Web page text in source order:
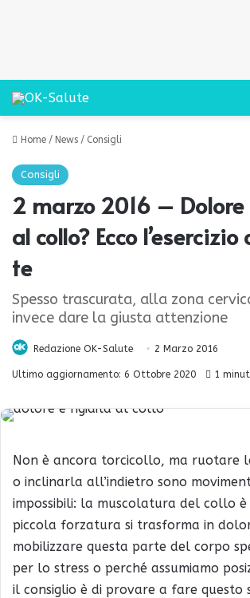
Home / News / Consigli
Consigli
2 marzo 2016 –
al collo? Ecco
te
Spesso trascurata, alla zona
invece dare la giusta attenzione
Redazione OK-Salute 2 Marzo 2016
Ultimo aggiornamento: 6 Ottobre 2020 1
Non è ancora torcicollo, ma ruotare
o inclinarla all’indietro sono
impossibili: la muscolatura del collo è
piccola forzatura si trasforma in
mobilizzare questa parte del corpo
per lo stress o perché assumiamo
il consiglio è di provare a fare questo